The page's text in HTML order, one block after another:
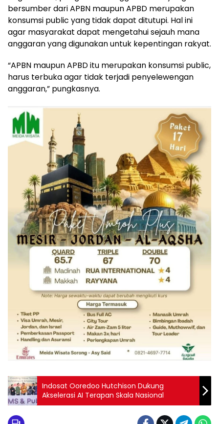
bersumber dari APBN maupun APBD merupakan
konsumsi public yang tidak dapat ditutupi. Hal ini
agar masyarakat dapat mengetahui sejauh mana
anggaran yang digunakan untuk kepentingan rakyat.
“APBN maupun APBD itu merupakan konsumsi public,
harus terbuka agar tidak terjadi penyelewengan
anggaran,” pungkasnya.
Indosat Ooredoo Hutchison Dukung
Akselerasi AI Terapan Skala Nasional